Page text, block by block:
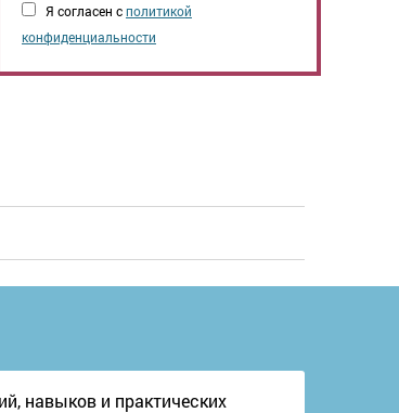
Я согласен сполитикой
конфиденциальности
навыков и практических